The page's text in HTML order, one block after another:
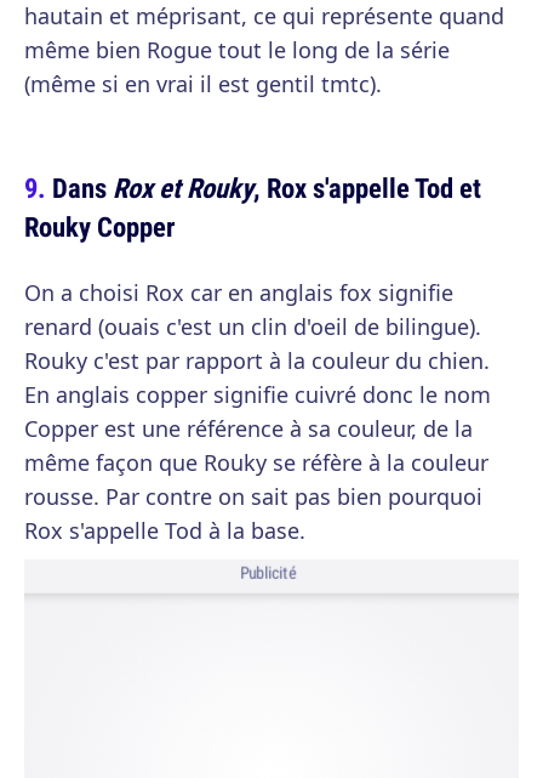
hautain et méprisant, ce qui représente quand
même bien Rogue tout le long de la série
(même si en vrai il est gentil tmtc).
DansRox et Rouky, Rox s'appelle Tod et
Rouky Copper
On a choisi Rox car en anglais fox signifie
renard (ouais c'est un clin d'oeil de bilingue).
Rouky c'est par rapport à la couleur du chien.
En anglais copper signifie cuivré donc le nom
Copper est une référence à sa couleur, de la
même façon que Rouky se réfère à la couleur
rousse. Par contre on sait pas bien pourquoi
Rox s'appelle Tod à la base.
Publicité